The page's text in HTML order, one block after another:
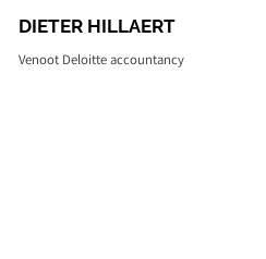
DIETER HILLAERT
Venoot Deloitte accountancy